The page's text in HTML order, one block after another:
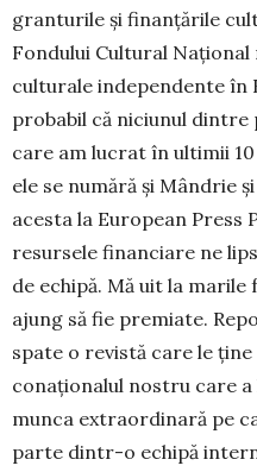
granturile și finanțările
Fondului Cultural
culturale independente în
probabil că niciunul
care am lucrat în ultimii
ele se numără și Mândrie
acesta la European Press
resursele financiare ne
de echipă. Mă uit la
ajung să fie premiate.
spate o revistă care le
conaționalul nostru care
munca extraordinară pe
parte dintr-o echipă